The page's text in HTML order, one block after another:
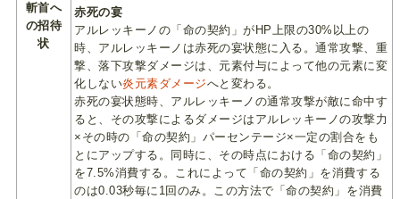
斬首へ
の招待
状
赤死の宴
アルレッキーノの「命の契約」がHP上限の30%以上の
時、アルレッキーノは赤死の宴状態に入る。通常攻撃、重
撃、落下攻撃ダメージは、元素付与によって他の元素に変
化しない炎元素ダメージへと変わる。
赤死の宴状態時、アルレッキーノの通常攻撃が敵に命中す
ると、その攻撃によるダメージはアルレッキーノの攻撃力
×その時の「命の契約」パーセンテージ×一定の割合をも
とにアップする。同時に、その時点における「命の契約」
を7.5%消費する。これによって「命の契約」を消費する
のは0.03秒毎に1回のみ。この方法で「命の契約」を消費